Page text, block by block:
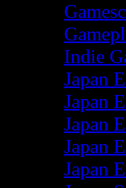
Indie
Japan
Japan
Japan
Japan
Japan